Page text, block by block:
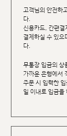
고객님의 안전하
다.
신용카드, 간편결
결제하실 수 있으
다.
무통장 입금의 상
가까운 은행에서
주문 시 입력한
일 이내로 입금을